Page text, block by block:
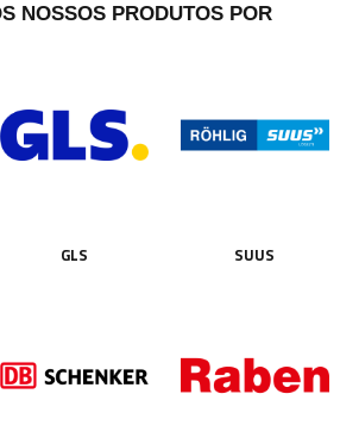
NOSSOS PRODUTOS POR
GLS SUUS